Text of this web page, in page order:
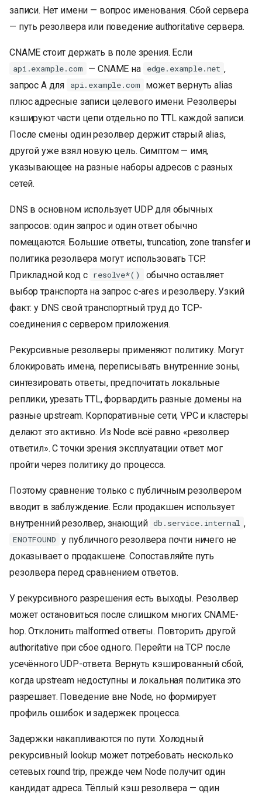
записи. Нет имени — вопрос именования. Сбой сервера
— путь резолвера или поведение authoritative сервера.
CNAME стоит держать в поле зрения. Если
api.example.com — CNAME на edge.example.net ,
запрос A для
api.example.com
может вернуть alias
плюс адресные записи целевого имени. Резолверы
кэшируют части цепи отдельно по TTL каждой записи.
После смены один резолвер держит старый alias,
другой уже взял новую цель. Симптом — имя,
указывающее на разные наборы адресов с разных
сетей.
DNS в основном использует UDP для обычных
запросов: один запрос и один ответ обычно
помещаются. Большие ответы, truncation, zone transfer и
политика резолвера могут использовать TCP.
Прикладной код с resolve*()
обычно оставляет
выбор транспорта на запрос c-ares и резолверу. Узкий
факт: у DNS свой транспортный труд до TCP-
соединения с сервером приложения.
Рекурсивные резолверы применяют политику. Могут
блокировать имена, переписывать внутренние зоны,
синтезировать ответы, предпочитать локальные
реплики, урезать TTL, форвардить разные домены на
разные upstream. Корпоративные сети, VPC и кластеры
делают это активно. Из Node всё равно «резолвер
ответил». С точки зрения эксплуатации ответ мог
пройти через политику до процесса.
Поэтому сравнение только с публичным резолвером
вводит в заблуждение. Если продакшен использует
внутренний резолвер, знающий db.service.internal ,
ENOTFOUND у публичного резолвера почти ничего не
доказывает о продакшене. Сопоставляйте путь
резолвера перед сравнением ответов.
У рекурсивного разрешения есть выходы. Резолвер
может остановиться после слишком многих CNAME-
hop. Отклонить malformed ответы. Повторить другой
authoritative при сбое одного. Перейти на TCP после
усечённого UDP-ответа. Вернуть кэшированный сбой,
когда upstream недоступны и локальная политика это
разрешает. Поведение вне Node, но формирует
профиль ошибок и задержек процесса.
Задержки накапливаются по пути. Холодный
рекурсивный lookup может потребовать несколько
сетевых round trip, прежде чем Node получит один
кандидат адреса. Тёплый кэш резолвера — один